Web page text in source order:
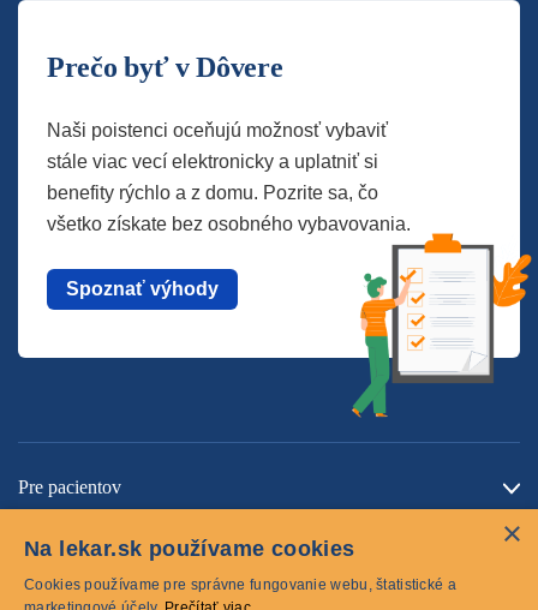
Prečo byť v Dôvere
Naši poistenci oceňujú možnosť vybaviť
stále viac vecí elektronicky a uplatniť si
benefity rýchlo a z domu. Pozrite sa, čo
všetko získate bez osobného vybavovania.
Spoznať výhody
Pre pacientov
×
Na lekar.sk používame cookies
Cookies používame pre správne fungovanie webu, štatistické a